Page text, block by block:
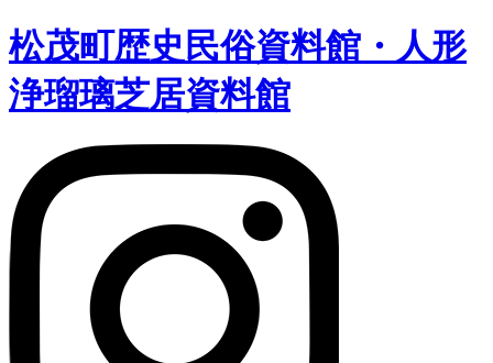
松茂町歴史民俗資料館・人形
浄瑠璃芝居資料館